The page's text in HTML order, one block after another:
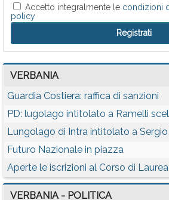
Accetto integralmente le condizioni
policy
VERBANIA
Guardia Costiera: raffica di sanzioni
PD: lugolago intitolato a Ramelli
Lungolago di Intra intitolato a
Futuro Nazionale in piazza
Aperte le iscrizioni al Corso di
VERBANIA - POLITICA